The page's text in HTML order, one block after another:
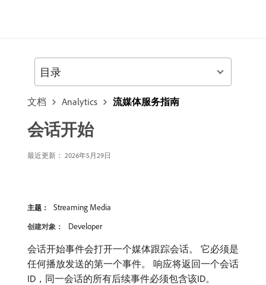
文档 Analytics 流媒体服务指南
会话开始
最近更新： 2026年5月29日
主题： Streaming Media
创建对象： Developer
会话开始事件会打开一个媒体跟踪会话。 它必须是
任何播放发送的第一个事件。 响应将返回一个会话
ID，同一会话的所有后续事件必须包含该ID。
目录